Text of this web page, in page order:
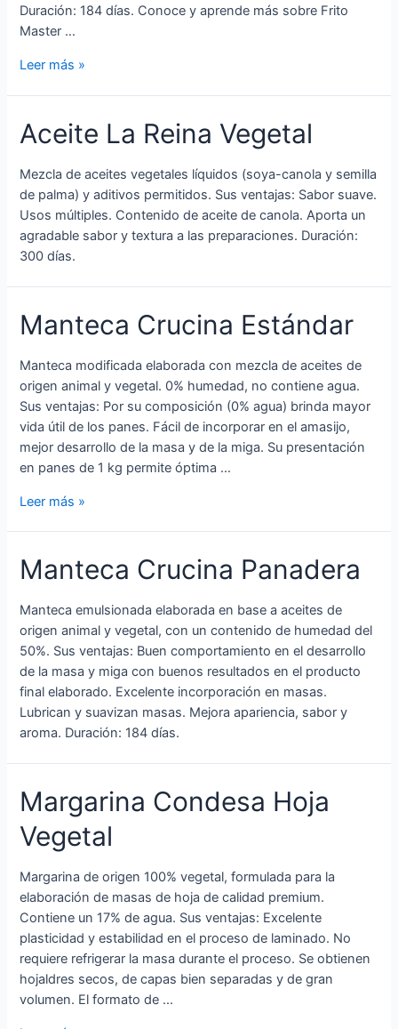
Duración: 184 días. Conoce y aprende más sobre Frito
Master …
Leer más »
Aceite La Reina Vegetal
Mezcla de aceites vegetales líquidos (soya-canola y semilla
de palma) y aditivos permitidos. Sus ventajas: Sabor suave.
Usos múltiples. Contenido de aceite de canola. Aporta un
agradable sabor y textura a las preparaciones. Duración:
300 días.
Manteca Crucina Estándar
Manteca modificada elaborada con mezcla de aceites de
origen animal y vegetal. 0% humedad, no contiene agua.
Sus ventajas: Por su composición (0% agua) brinda mayor
vida útil de los panes. Fácil de incorporar en el amasijo,
mejor desarrollo de la masa y de la miga. Su presentación
en panes de 1 kg permite óptima …
Leer más »
Manteca Crucina Panadera
Manteca emulsionada elaborada en base a aceites de
origen animal y vegetal, con un contenido de humedad del
50%. Sus ventajas: Buen comportamiento en el desarrollo
de la masa y miga con buenos resultados en el producto
final elaborado. Excelente incorporación en masas.
Lubrican y suavizan masas. Mejora apariencia, sabor y
aroma. Duración: 184 días.
Margarina Condesa Hoja
Vegetal
Margarina de origen 100% vegetal, formulada para la
elaboración de masas de hoja de calidad premium.
Contiene un 17% de agua. Sus ventajas: Excelente
plasticidad y estabilidad en el proceso de laminado. No
requiere refrigerar la masa durante el proceso. Se obtienen
hojaldres secos, de capas bien separadas y de gran
volumen. El formato de …